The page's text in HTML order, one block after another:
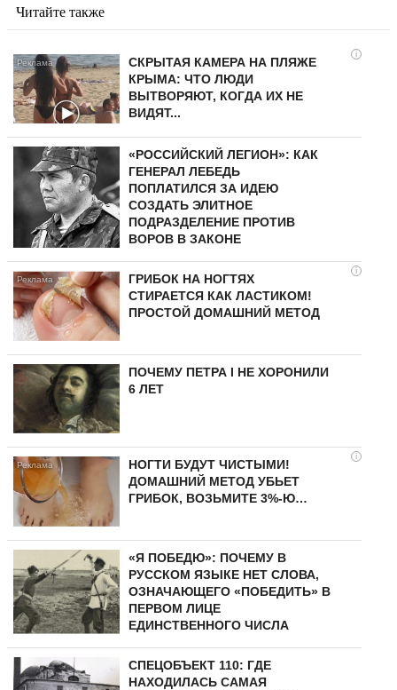
Читайте также
i
СКРЫТАЯ КАМЕРА НА ПЛЯЖЕ
КРЫМА: ЧТО ЛЮДИ
ВЫТВОРЯЮТ, КОГДА ИХ НЕ
ВИДЯТ...
«РОССИЙСКИЙ ЛЕГИОН»: КАК
ГЕНЕРАЛ ЛЕБЕДЬ
ПОПЛАТИЛСЯ ЗА ИДЕЮ
СОЗДАТЬ ЭЛИТНОЕ
ПОДРАЗДЕЛЕНИЕ ПРОТИВ
ВОРОВ В ЗАКОНЕ
i
ГРИБОК НА НОГТЯХ
СТИРАЕТСЯ КАК ЛАСТИКОМ!
ПРОСТОЙ ДОМАШНИЙ МЕТОД
ПОЧЕМУ ПЕТРА I НЕ ХОРОНИЛИ
6 ЛЕТ
i
НОГТИ БУДУТ ЧИСТЫМИ!
ДОМАШНИЙ МЕТОД УБЬЕТ
ГРИБОК, ВОЗЬМИТЕ 3%-Ю…
«Я ПОБЕДЮ»: ПОЧЕМУ В
РУССКОМ ЯЗЫКЕ НЕТ СЛОВА,
ОЗНАЧАЮЩЕГО «ПОБЕДИТЬ» В
ПЕРВОМ ЛИЦЕ
ЕДИНСТВЕННОГО ЧИСЛА
СПЕЦОБЪЕКТ 110: ГДЕ
НАХОДИЛАСЬ САМАЯ